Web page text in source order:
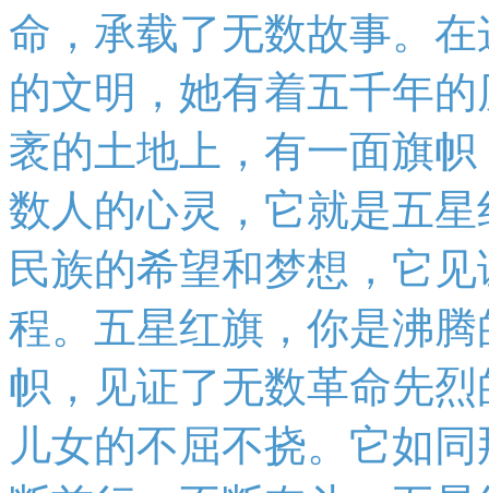
命，承载了无数故事。
的文明，她有着五千年
袤的土地上，有一面旗
数人的心灵，它就是五
民族的希望和梦想，它
程。五星红旗，你是沸
帜，见证了无数革命先
儿女的不屈不挠。它如